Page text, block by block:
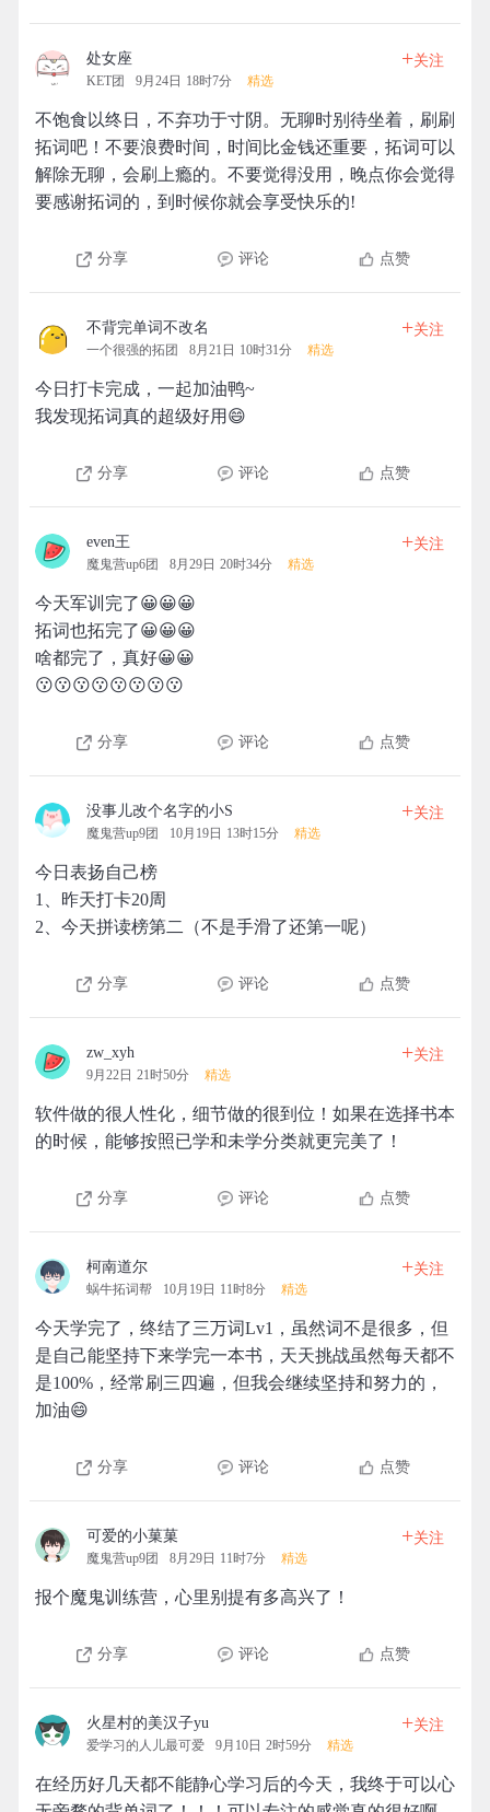
处女座
KET团 9月24日 18时7分 精选
+关注
不饱食以终日，不弃功于寸阴。无聊时别待坐着，刷刷
拓词吧！不要浪费时间，时间比金钱还重要，拓词可以
解除无聊，会刷上瘾的。不要觉得没用，晚点你会觉得
要感谢拓词的，到时候你就会享受快乐的!
分享 评论 点赞
不背完单词不改名
一个很强的拓团 8月21日 10时31分 精选
+关注
今日打卡完成，一起加油鸭~
我发现拓词真的超级好用😄
分享 评论 点赞
even王
魔鬼营up6团 8月29日 20时34分 精选
+关注
今天军训完了😀😀😀
拓词也拓完了😀😀😀
啥都完了，真好😀😀
😗😗😗😗😗😗😗😗
分享 评论 点赞
没事儿改个名字的小S
魔鬼营up9团 10月19日 13时15分 精选
+关注
今日表扬自己榜
1、昨天打卡20周
2、今天拼读榜第二（不是手滑了还第一呢）
分享 评论 点赞
zw_xyh
9月22日 21时50分 精选
+关注
软件做的很人性化，细节做的很到位！如果在选择书本
的时候，能够按照已学和未学分类就更完美了！
分享 评论 点赞
柯南道尔
蜗牛拓词帮 10月19日 11时8分 精选
+关注
今天学完了，终结了三万词Lv1，虽然词不是很多，但
是自己能坚持下来学完一本书，天天挑战虽然每天都不
是100%，经常刷三四遍，但我会继续坚持和努力的，
加油😄
分享 评论 点赞
可爱的小菓菓
魔鬼营up9团 8月29日 11时7分 精选
+关注
报个魔鬼训练营，心里别提有多高兴了！
分享 评论 点赞
火星村的美汉子yu
爱学习的人儿最可爱 9月10日 2时59分 精选
+关注
在经历好几天都不能静心学习后的今天，我终于可以心